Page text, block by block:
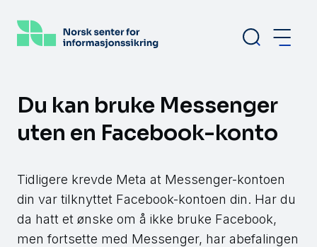
hovedinnhold
Du kan bruke Messenger
uten en Facebook-konto
Tidligere krevde Meta at Messenger-kontoen
din var tilknyttet Facebook-kontoen din. Har du
da hatt et ønske om å ikke bruke Facebook,
men fortsette med Messenger, har abefalingen